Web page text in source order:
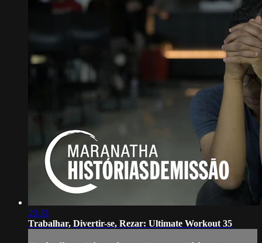
23:31
Trabalhar, Divertir-se, Rezar: Ultimate Workout 35